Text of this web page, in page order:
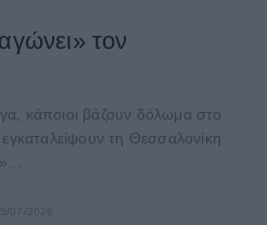
τον
κάποιοι βάζουν δόλωμα στο
τη Θεσσαλονίκη